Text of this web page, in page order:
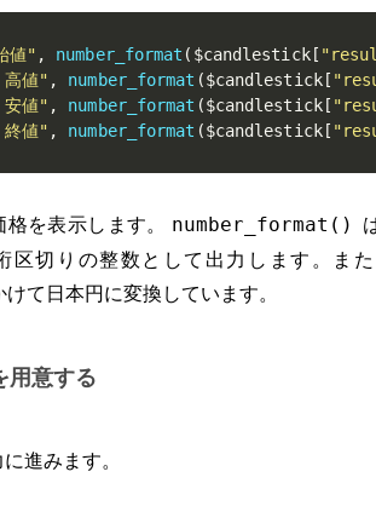
値" , number_format ( $candlestick[
高値" , number_format ($candlestick[
安値" , number_format ($candlestick[
終値" , number_format ($candlestick[
を表示します。 number_format()
区切りの整数として出力します。ま
けて日本円に変換しています。
用意する
進みます。